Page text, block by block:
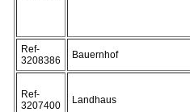
Ref-
3208386
Bauernhof
Ref-
3207400
Landhaus